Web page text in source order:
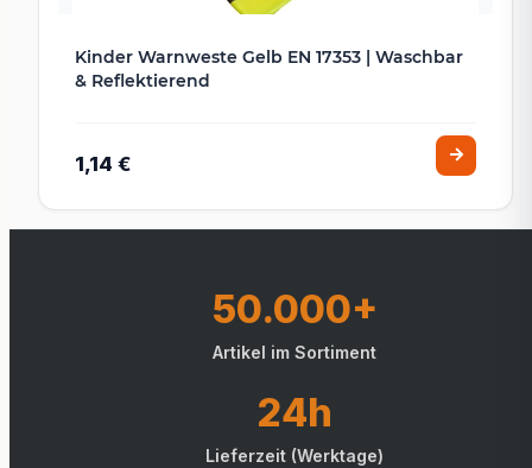
Kinder Warnweste Gelb EN 17353 | Waschbar
& Reflektierend
1,14 €
50.000+
Artikel im Sortiment
24h
Lieferzeit (Werktage)